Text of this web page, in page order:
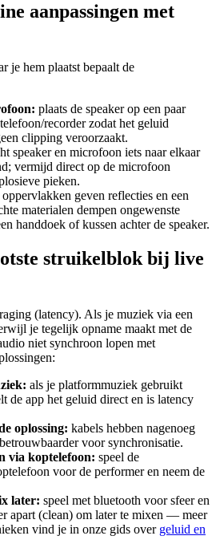
aanpassingen met
je hem plaatst bepaalt de
plaats de speaker op een paar
recorder zodat het geluid
clipping veroorzaakt.
speaker en microfoon iets naar elkaar
vermijd direct op de microfoon
pieken.
oppervlakken geven reflecties en een
materialen dempen ongewenste
handdoek of kussen achter de speaker.
struikelblok bij live
(latency). Als je muziek via een
je tegelijk opname maakt met de
niet synchroon lopen met
als je platformmuziek gebruikt
de app het geluid direct en is latency
oplossing: kabels hebben nagenoeg
voor synchronisatie.
via koptelefoon: speel de
voor de performer en neem de
later: speel met bluetooth voor sfeer en
apart (clean) om later te mixen — meer
vind je in onze gids over geluid en